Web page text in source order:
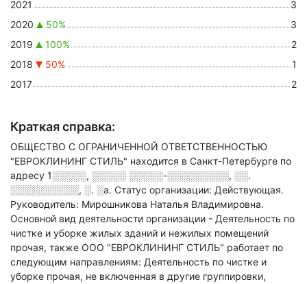
2021
3
2020
50%
3
2019
100%
2
2018
50%
1
2017
2
Краткая справка:
ОБЩЕСТВО С ОГРАНИЧЕННОЙ ОТВЕТСТВЕННОСТЬЮ
"ЕВРОКЛИНИНГ СТИЛЬ" находится в Санкт-Петербурге по
адресу 1░░░░░, ░░░░░ ░░░░░-░░░░░░░░░, ░░.
░░░░░░░░░░, ░. ░а. Статус организации: Действующая.
Руководитель: Мирошникова Наталья Владимировна.
Основной вид деятельности организации - Деятельность по
чистке и уборке жилых зданий и нежилых помещений
прочая, также ООО "ЕВРОКЛИНИНГ СТИЛЬ" работает по
следующим направлениям: Деятельность по чистке и
уборке прочая, не включенная в другие группировки,